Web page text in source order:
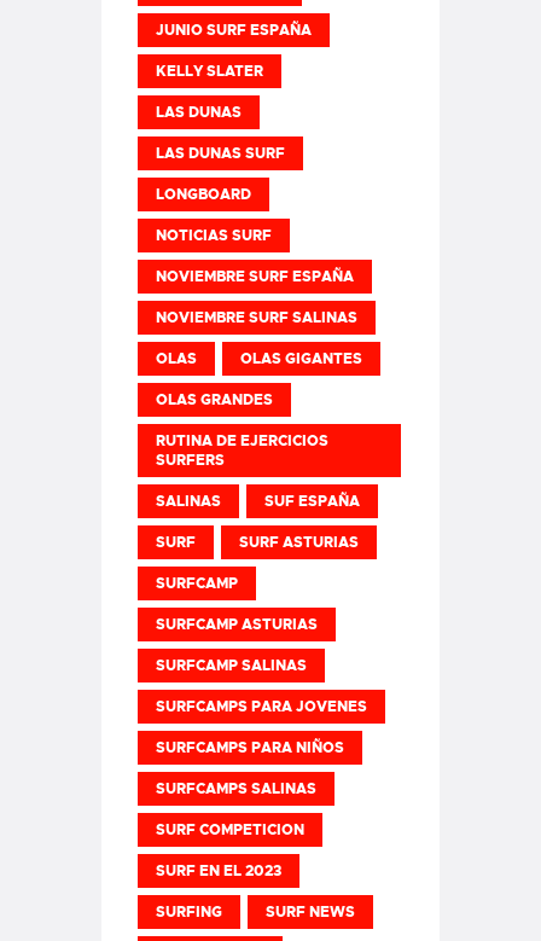
JUNIO SURF ESPAÑA
KELLY SLATER
LAS DUNAS
LAS DUNAS SURF
LONGBOARD
NOTICIAS SURF
NOVIEMBRE SURF ESPAÑA
NOVIEMBRE SURF SALINAS
OLAS OLAS GIGANTES
OLAS GRANDES
RUTINA DE EJERCICIOS
SURFERS
SALINAS SUF ESPAÑA
SURF SURF ASTURIAS
SURFCAMP
SURFCAMP ASTURIAS
SURFCAMP SALINAS
SURFCAMPS PARA JOVENES
SURFCAMPS PARA NIÑOS
SURFCAMPS SALINAS
SURF COMPETICION
SURF EN EL 2023
SURFING SURF NEWS